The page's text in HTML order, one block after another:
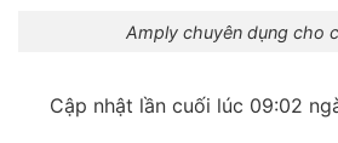
Amply chuyên dụng cho
Cập nhật lần cuối lúc 09:02